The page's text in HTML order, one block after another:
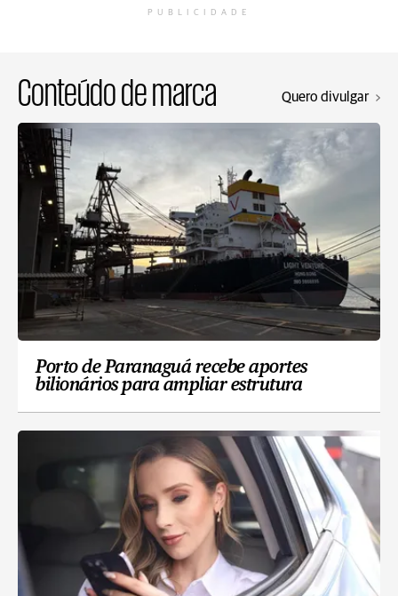
PUBLICIDADE
Conteúdo de marca Quero divulgar
Porto de Paranaguá recebe aportes
bilionários para ampliar estrutura